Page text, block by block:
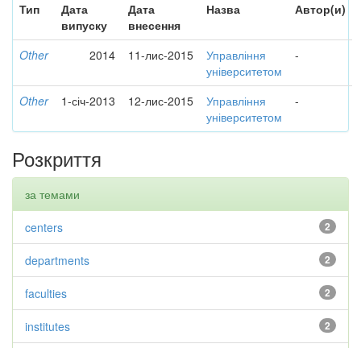
Тип
Дата
випуску
Дата
внесення
Назва Автор(и)
Other 2014 11-лис-2015
Управління
університетом
-
Other 1-січ-2013 12-лис-2015
Управління
університетом
-
Розкриття
за темами
2
centers
2
departments
2
faculties
2
institutes